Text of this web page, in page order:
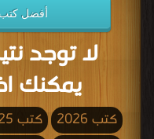
أفضل كتب 1977 في كل
لا توجد
يمكنك
كتب 2026 كتب 2025